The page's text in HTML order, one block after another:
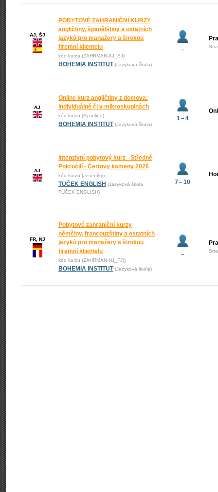
AJ, ŠJ
POBYTOVÉ ZAHRANIČNÍ KURZY
angličtiny, španělštiny a ostatních
jazyků pro manažery a širokou
firemní klientelu
kód kurzu (ZAHRMAN-AJ_SJ)
BOHEMIA INSTITUT (Jazyková škola)
–
AJ
Online kurz angličtiny z domova:
individuálně či v mikroskupinách
kód kurzu (Aj online)
BOHEMIA INSTITUT (Jazyková škola)
1 – 4
AJ
Intenzivní pobytový kurz - Středně
Pokročilí - Čertovy kameny 2026
kód kurzu (Jeseníky)
TUČEK ENGLISH (Jazyková škola
TUČEK ENGLISH)
7 – 10
FR, NJ
Pobytové zahraniční kurzy
němčiny, francouzštiny a ostatních
jazyků pro manažery a širokou
firemní klientelu
kód kurzu (ZAHRMAN-NJ_FJ))
BOHEMIA INSTITUT (Jazyková škola)
–